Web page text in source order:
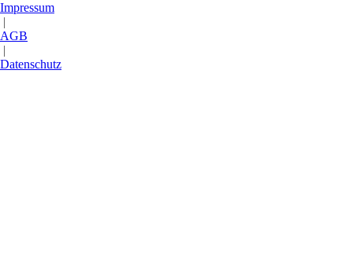
Impressum
|
AGB
|
Datenschutz